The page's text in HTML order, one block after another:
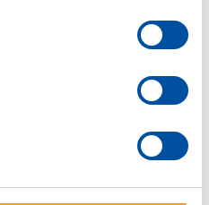
Wijnpreuvenement
opent nieuwe toiletgroep